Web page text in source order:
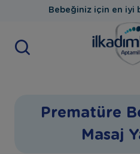
Bebeğiniz için en iyi
Prematüre
Masaj